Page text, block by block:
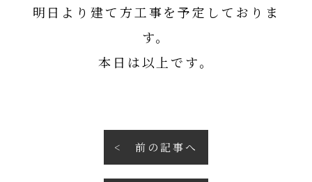
明日より建て方工事を予定しておりま
す。
本日は以上です。
前の記事へ